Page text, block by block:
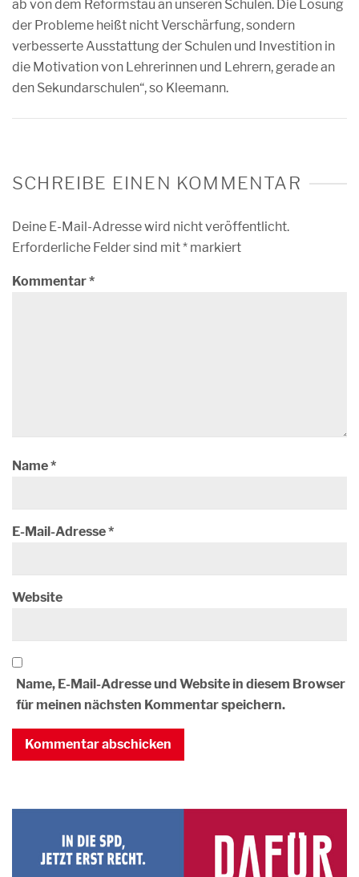
ab von dem Reformstau an unseren Schulen. Die Lösung
der Probleme heißt nicht Verschärfung, sondern
verbesserte Ausstattung der Schulen und Investition in
die Motivation von Lehrerinnen und Lehrern, gerade an
den Sekundarschulen“, so Kleemann.
SCHREIBE EINEN KOMMENTAR
Deine E-Mail-Adresse wird nicht veröffentlicht.
Erforderliche Felder sind mit* markiert
Kommentar*
Name*
E-Mail-Adresse*
Website
Name, E-Mail-Adresse und Website in diesem Browser
für meinen nächsten Kommentar speichern.